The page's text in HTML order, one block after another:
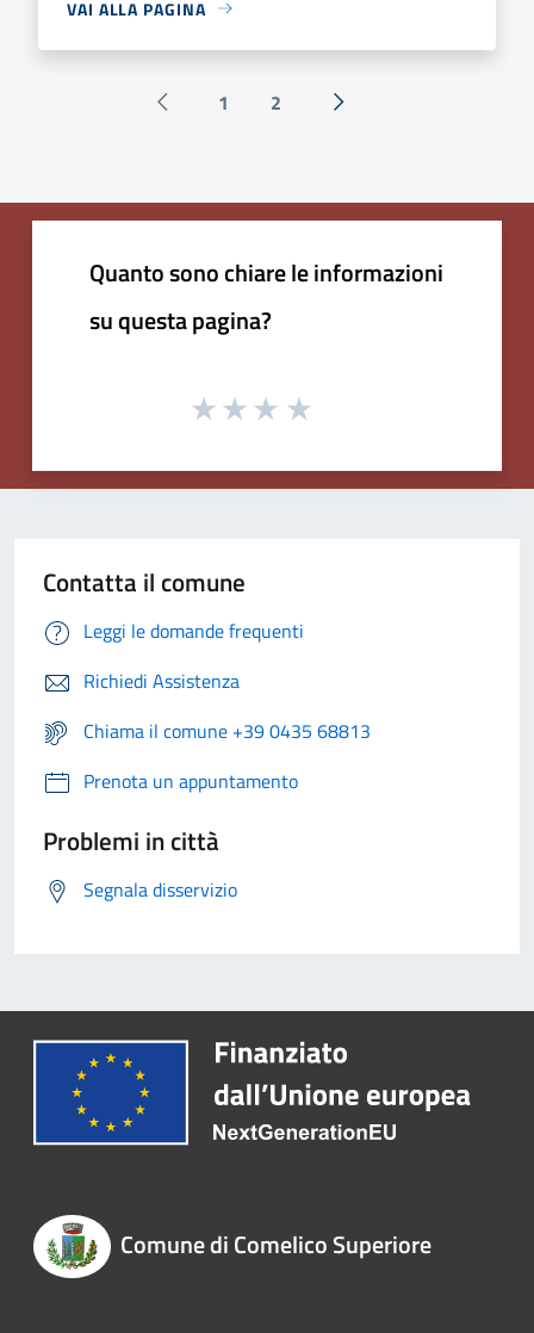
VAI ALLA PAGINA
Pagina precedente
1 2 Successiva »
Quanto sono chiare le informazioni
su questa pagina?
Contatta il comune
Leggi le domande frequenti
Richiedi Assistenza
Chiama il comune +39 0435 68813
Prenota un appuntamento
Problemi in città
Segnala disservizio
Comune di Comelico Superiore